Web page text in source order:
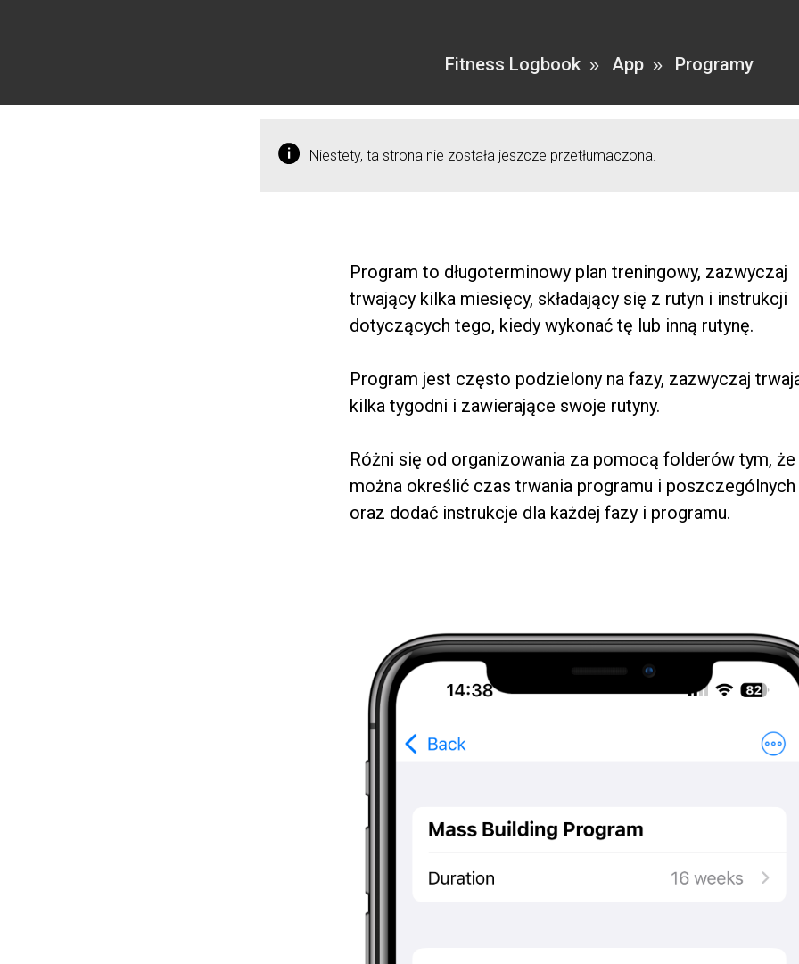
Fitness Logbook » App » Programy
Niestety, ta strona nie została jeszcze przetłumaczona.
Program to długoterminowy plan treningowy, zazwyczaj
trwający kilka miesięcy, składający się z rutyn i instrukcji
dotyczących tego, kiedy wykonać tę lub inną rutynę.
Program jest często podzielony na fazy, zazwyczaj
kilka tygodni i zawierające swoje rutyny.
Różni się od organizowania za pomocą folderów tym, że
można określić czas trwania programu i
oraz dodać instrukcje dla każdej fazy i programu.